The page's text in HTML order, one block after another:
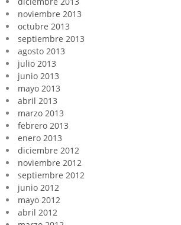
noviembre 2013
octubre 2013
septiembre 2013
agosto 2013
julio 2013
junio 2013
mayo 2013
abril 2013
marzo 2013
febrero 2013
enero 2013
diciembre 2012
noviembre 2012
septiembre 2012
junio 2012
mayo 2012
abril 2012